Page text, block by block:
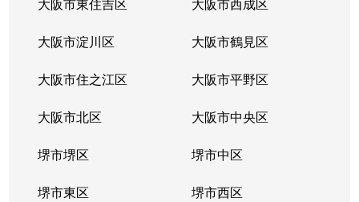
大阪市淀川区 大阪市鶴見区
大阪市住之江区 大阪市平野区
大阪市北区 大阪市中央区
堺市堺区 堺市中区
堺市東区 堺市西区